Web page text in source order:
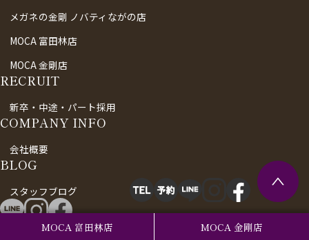
MOCA 富田林店 MOCA 金剛店
メガネの金剛 ノバティながの店
MOCA 富田林店
MOCA 金剛店
RECRUIT
新卒・中途・パート採用
COMPANY INFO
会社概要
BLOG
スタッフブログ